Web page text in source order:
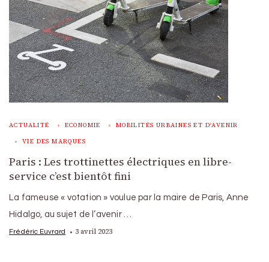
ACTUALITÉ ECONOMIE MOBILITÉS URBAINES ET D'AVENIR
VIE DES MARQUES
Paris : Les trottinettes électriques en libre-
service c’est bientôt fini
La fameuse « votation » voulue par la maire de Paris, Anne
Hidalgo, au sujet de l’avenir …
Frédéric Euvrard 3 avril 2023